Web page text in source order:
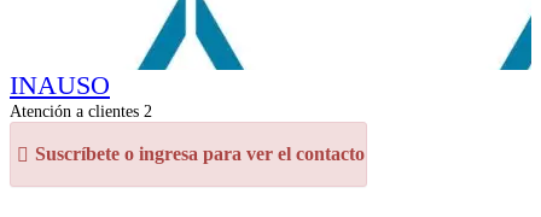
INAUSO
Atención a clientes 2
Suscríbete o ingresa para ver el contacto